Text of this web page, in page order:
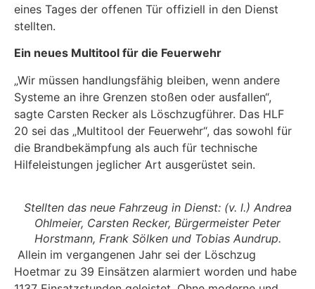
eines Tages der offenen Tür offiziell in den Dienst
stellten.
Ein neues Multitool für die Feuerwehr
„Wir müssen handlungsfähig bleiben, wenn andere
Systeme an ihre Grenzen stoßen oder ausfallen“,
sagte Carsten Recker als Löschzugführer. Das HLF
20 sei das „Multitool der Feuerwehr“, das sowohl für
die Brandbekämpfung als auch für technische
Hilfeleistungen jeglicher Art ausgerüstet sein.
Stellten das neue Fahrzeug in Dienst: (v. l.) Andrea
Ohlmeier, Carsten Recker, Bürgermeister Peter
Horstmann, Frank Sölken und Tobias Aundrup.
Allein im vergangenen Jahr sei der Löschzug
Hoetmar zu 39 Einsätzen alarmiert worden und habe